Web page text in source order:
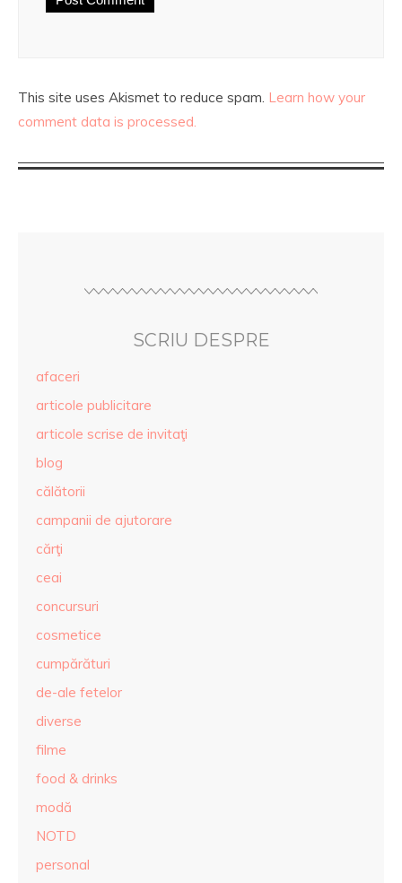
This site uses Akismet to reduce spam. Learn how your
comment data is processed.
SCRIU DESPRE
afaceri
articole publicitare
articole scrise de invitaţi
blog
călătorii
campanii de ajutorare
cărţi
ceai
concursuri
cosmetice
cumpărături
de-ale fetelor
diverse
filme
food & drinks
modă
NOTD
personal